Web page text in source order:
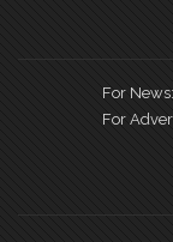
For News:
For